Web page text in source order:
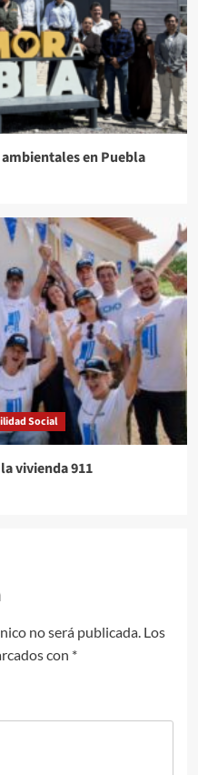
en Puebla
Social
vivienda 911
no será publicada. Los
con *